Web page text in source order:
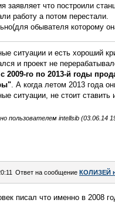
заявляет что построили
работу а потом перестали.
обывателя которому
ситуации и есть хороший
и проект не
2009-го по 2013-й годы
. А когда летом 2013 года
ситуации, не стоит ставить
пользователем intellsib (03.06.14
Ответ на сообщение КОЛИЗЕЙ
писал что именно в 2008